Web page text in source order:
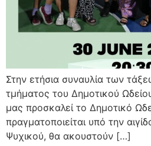
Στην ετήσια συναυλία των
τμήματος του Δημοτικού
μας προσκαλεί το Δημοτικό
πραγματοποιείται υπό την
Ψυχικού, θα ακουστούν […]